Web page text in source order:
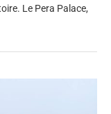
Le Pera Palace,